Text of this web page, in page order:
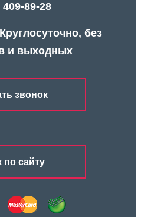
89-28
без
и выходных
звонок
по сайту